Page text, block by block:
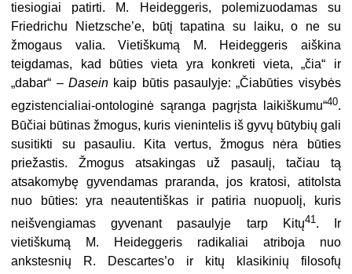
tiesiogiai patirti. M. Heideggeris, polemizuodamas su
Friedrichu Nietzsche’e, būtį tapatina su laiku, o ne su
žmogaus valia. Vietiškumą M. Heideggeris aiškina
teigdamas, kad būties vieta yra konkreti vieta, „čia“ ir
„dabar“ –Dasein kaip būtis pasaulyje: „Čiabūties visybės
egzistencialiai-ontologinė sąranga pagrįsta laikiškumu“40.
Būčiai būtinas žmogus, kuris vienintelis iš gyvų būtybių gali
susitikti su pasauliu. Kita vertus, žmogus nėra būties
priežastis. Žmogus atsakingas už pasaulį, tačiau tą
atsakomybę gyvendamas praranda, jos kratosi, atitolsta
nuo būties: yra neautentiškas ir patiria nuopuolį, kuris
neišvengiamas gyvenant pasaulyje tarp Kitų41. Ir
vietiškumą M. Heideggeris radikaliai atriboja nuo
ankstesnių R. Descartes’o ir kitų klasikinių filosofų